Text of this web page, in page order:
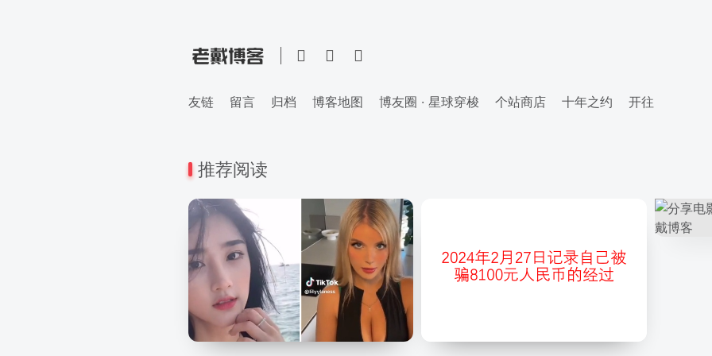
友链 留言 归档 博客地图 博友圈 · 星球穿梭 个站商店 十年之约 开往
推荐阅读